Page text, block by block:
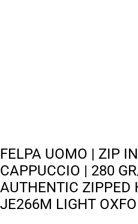
FELPA UOMO | ZIP
CAPPUCCIO | 280
AUTHENTIC ZIPPED
JE266M LIGHT